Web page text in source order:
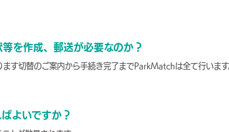
を作成、郵送が必要なのか？
す切替のご案内から手続き完了までParkMatchは全て行います
よいですか？